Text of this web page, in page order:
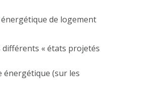
« états projetés
énergétique (sur les